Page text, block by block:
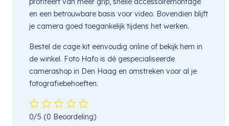
en een betrouwbare basis voor video. Bovendien blijft
je camera goed toegankelijk tijdens het werken.
Bestel de cage kit eenvoudig online of bekijk hem in
de winkel. Foto Hafo is dé gespecialiseerde
camerashop in Den Haag en omstreken voor al je
fotografiebehoeften.
0/5 (0 Beoordeling)